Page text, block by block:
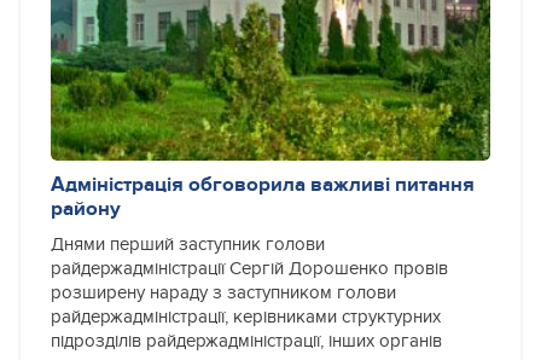
Адміністрація обговорила важливі питання
району
Днями перший заступник голови
райдержадміністрації Сергій Дорошенко провів
розширену нараду з заступником голови
райдержадміністрації, керівниками структурних
підрозділів райдержадміністрації, інших органів